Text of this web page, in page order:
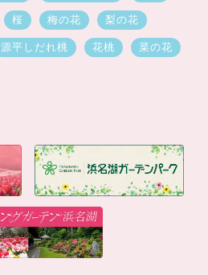
桜 梅の花 梨の花
源平しだれ桃 花桃 菜の花